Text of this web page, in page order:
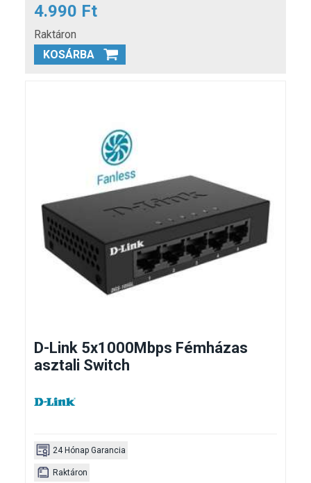
4.990 Ft
Raktáron
KOSÁRBA
D-Link 5x1000Mbps Fémházas
asztali Switch
24 Hónap Garancia
Raktáron